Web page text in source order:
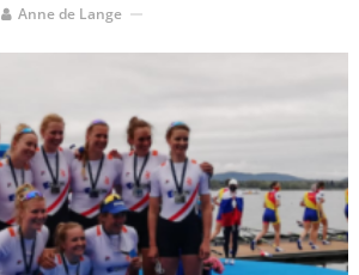
Anne de Lange